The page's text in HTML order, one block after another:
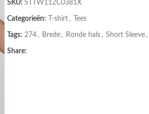
SKU: STTW112C0381X
Categorieën: T-shirt , Tees
Tags: 274 , Brede , Ronde hals , Short Sleeve ,
Share: